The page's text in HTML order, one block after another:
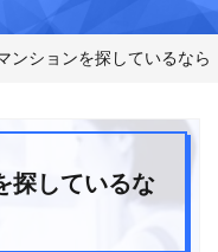
ンションを探しているなら
探しているな